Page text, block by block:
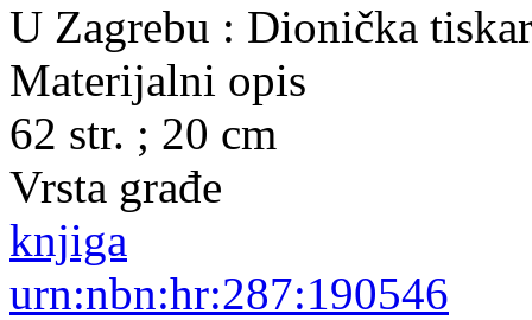
U Zagrebu : Dionička
Materijalni opis
62 str. ; 20 cm
Vrsta građe
knjiga
urn:nbn:hr:287:190546